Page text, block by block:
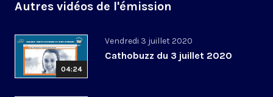
Autres vidéos de l'émission
04:24
Vendredi 3 juillet 2020
Cathobuzz du 3 juillet 2020